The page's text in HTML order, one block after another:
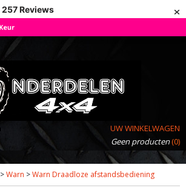
257 Reviews ×
UW WINKELWAGEN
Geen producten(0)
>Warn >Warn Draadloze afstandsbediening